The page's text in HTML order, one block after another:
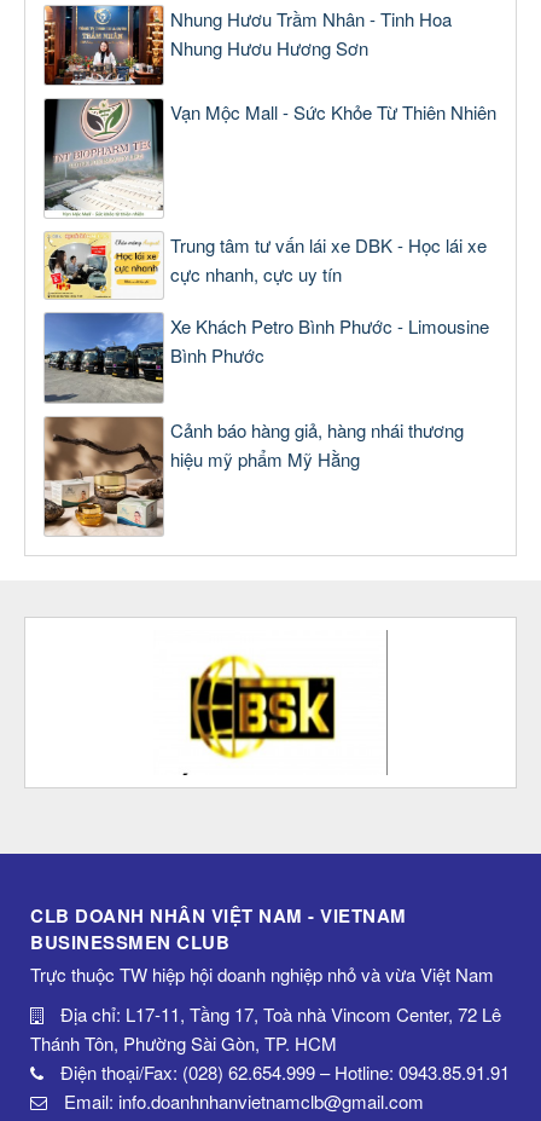
Nhung Hươu Trầm Nhân - Tinh Hoa
Nhung Hươu Hương Sơn
Vạn Mộc Mall - Sức Khỏe Từ Thiên Nhiên
Trung tâm tư vấn lái xe DBK - Học lái xe
cực nhanh, cực uy tín
Xe Khách Petro Bình Phước - Limousine
Bình Phước
Cảnh báo hàng giả, hàng nhái thương
hiệu mỹ phẩm Mỹ Hằng
CLB DOANH NHÂN VIỆT NAM - VIETNAM
BUSINESSMEN CLUB
Trực thuộc TW hiệp hội doanh nghiệp nhỏ và vừa Việt Nam
Địa chỉ: L17-11, Tầng 17, Toà nhà Vincom Center, 72 Lê
Thánh Tôn, Phường Sài Gòn, TP. HCM
Điện thoại/Fax: (028) 62.654.999 – Hotline: 0943.85.91.91
Email: info.doanhnhanvietnamclb@gmail.com